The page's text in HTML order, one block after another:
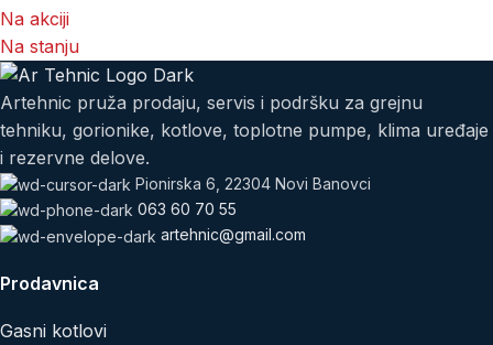
Na akciji
Na stanju
Artehnic pruža prodaju, servis i podršku za grejnu
tehniku, gorionike, kotlove, toplotne pumpe, klima uređaje
i rezervne delove.
Pionirska 6, 22304 Novi Banovci
063 60 70 55
artehnic@gmail.com
Prodavnica
Gasni kotlovi